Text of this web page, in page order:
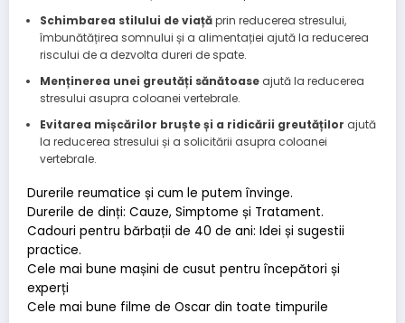
Schimbarea stilului de viațăprin reducerea stresului,
îmbunătățirea somnului și a alimentației ajută la reducerea
riscului de a dezvolta dureri de spate.
Menținerea unei greutăți sănătoaseajută la reducerea
stresului asupra coloanei vertebrale.
Evitarea mișcărilor bruște și a ridicării greutăților ajută
la reducerea stresului și a solicitării asupra coloanei
vertebrale.
Durerile reumatice și cum le putem învinge.
Durerile de dinți: Cauze, Simptome și Tratament.
Cadouri pentru bărbații de 40 de ani: Idei și sugestii
practice.
Cele mai bune mașini de cusut pentru începători și
experți
Cele mai bune filme de Oscar din toate timpurile